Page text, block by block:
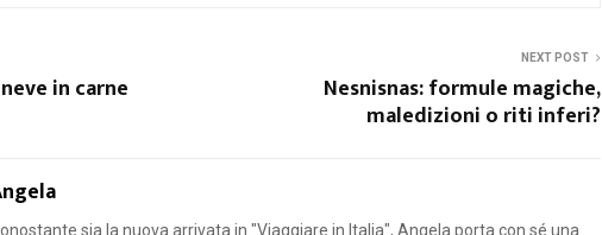
in carne
NEXT POST
Nesnisnas: formule magiche,
maledizioni o riti inferi?
sia la nuova arrivata in "Viaggiare in Italia", Angela porta con sé una